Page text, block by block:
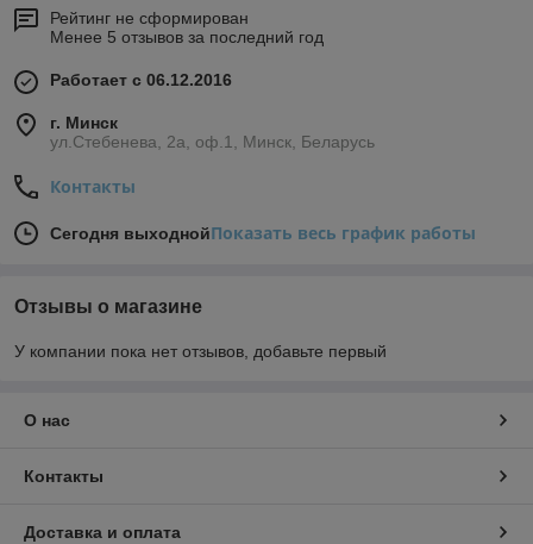
Рейтинг не сформирован
Менее 5 отзывов за последний год
Работает с 06.12.2016
г. Минск
ул.Стебенева, 2а, оф.1, Минск, Беларусь
Контакты
Сегодня выходнойПоказать весь график работы
Отзывы о магазине
У компании пока нет отзывов, добавьте первый
О нас
Контакты
Доставка и оплата